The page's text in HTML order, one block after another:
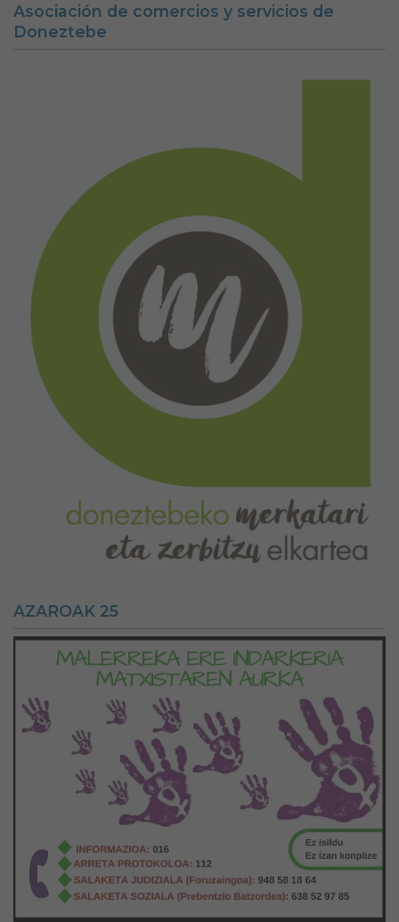
Asociación de comercios y servicios de
Doneztebe
AZAROAK 25